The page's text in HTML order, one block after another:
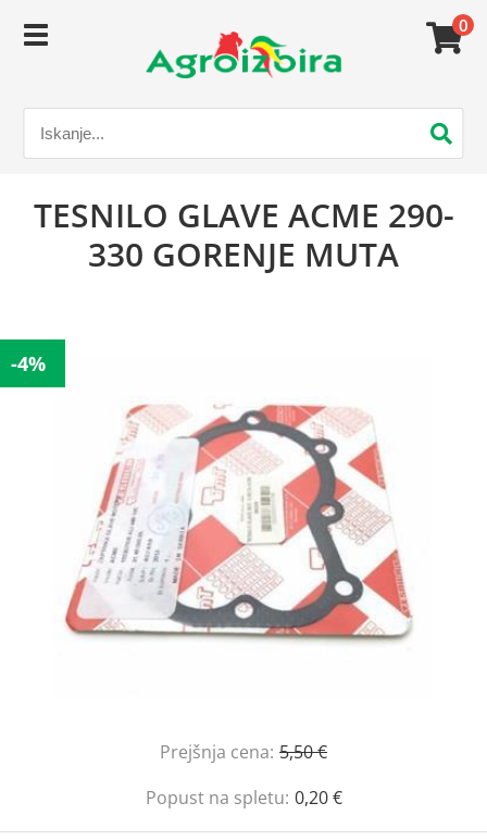
0
TESNILO GLAVE ACME 290-
330 GORENJE MUTA
-4%
Prejšnja cena: 5,50 €
Popust na spletu: 0,20 €